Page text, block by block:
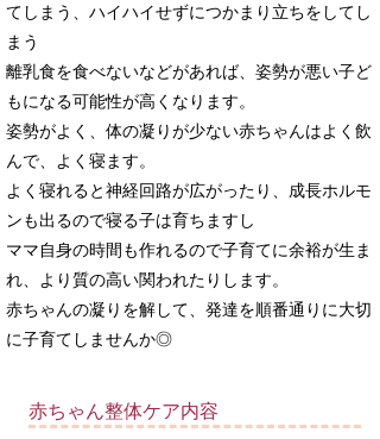
てしまう、ハイハイせずにつかまり立ちをしてし
まう
​離乳食を食べないなどがあれば、姿勢が悪い子ど
もになる可能性が高くなります。
姿勢がよく、体の凝りが少ない赤ちゃんはよく飲
んで、よく寝ます。
よく寝れると神経回路が広がったり、成長ホルモ
ンも出るので寝る子は育ちますし
​ママ自身の時間も作れるので子育てに余裕が生ま
れ、より質の高い関われたりします。
赤ちゃんの凝りを解して、発達を順番通りに大切
に子育てしませんか◎
​赤ちゃん整体ケア内容